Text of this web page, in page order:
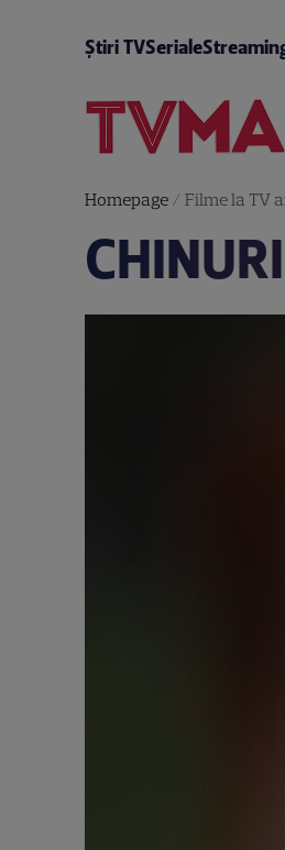
Știri TVSeriale
Homepage/ Filme la TV